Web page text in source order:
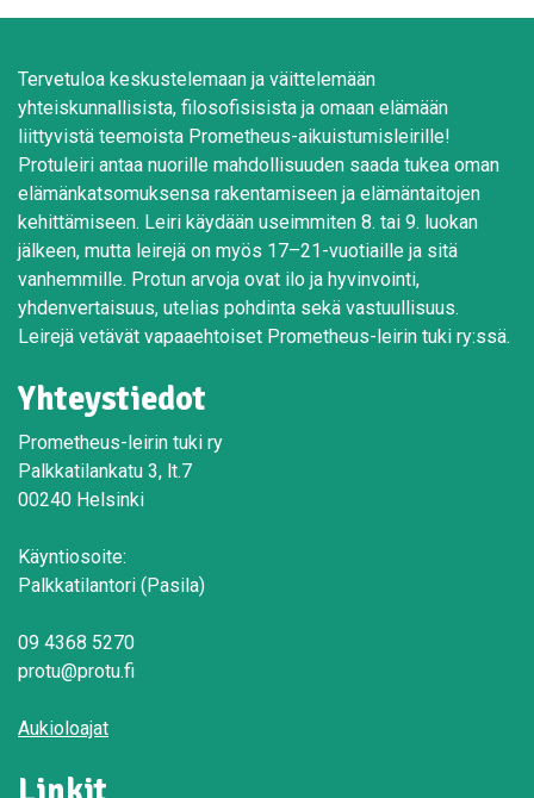
Tervetuloa keskustelemaan ja väittelemään
yhteiskunnallisista, filosofisisista ja omaan elämään
liittyvistä teemoista Prometheus-aikuistumisleirille!
Protuleiri antaa nuorille mahdollisuuden saada tukea oman
elämänkatsomuksensa rakentamiseen ja elämäntaitojen
kehittämiseen. Leiri käydään useimmiten 8. tai 9. luokan
jälkeen, mutta leirejä on myös 17–21-vuotiaille ja sitä
vanhemmille. Protun arvoja ovat ilo ja hyvinvointi,
yhdenvertaisuus, utelias pohdinta sekä vastuullisuus.
Leirejä vetävät vapaaehtoiset Prometheus-leirin tuki ry:ssä.
Yhteystiedot
Prometheus-leirin tuki ry
Palkkatilankatu 3, lt.7
00240 Helsinki
Käyntiosoite:
Palkkatilantori (Pasila)
09 4368 5270
protu@protu.fi
Aukioloajat